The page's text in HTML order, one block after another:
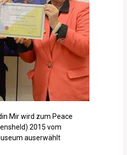
Mir wird zum Peace
2015 vom
auserwählt